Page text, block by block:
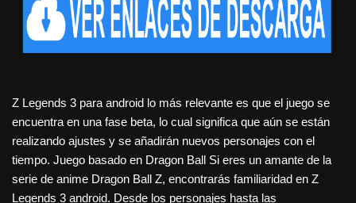
Z Legends 3 para android lo más relevante es que el juego se
encuentra en una fase beta, lo cual significa que aún se están
realizando ajustes y se añadirán nuevos personajes con el
tiempo. Juego basado en Dragon Ball Si eres un amante de la
serie de anime Dragon Ball Z, encontrarás familiaridad en Z
Legends 3 android. Desde los personajes hasta las